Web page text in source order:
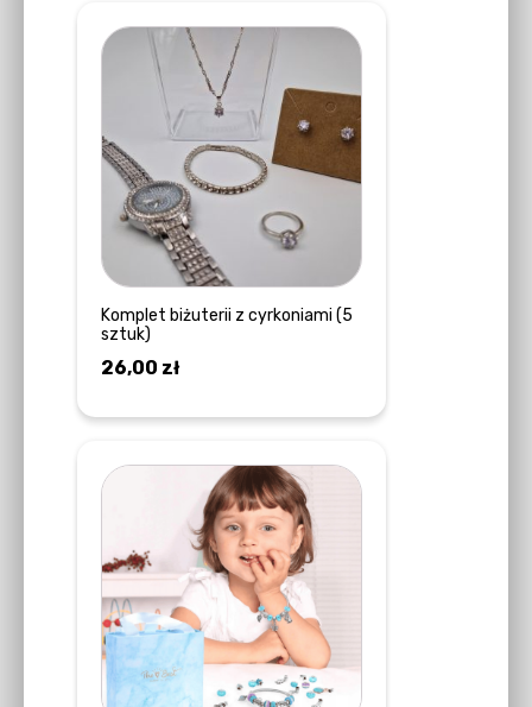
Komplet biżuterii z cyrkoniami (5
sztuk)
26,00 zł